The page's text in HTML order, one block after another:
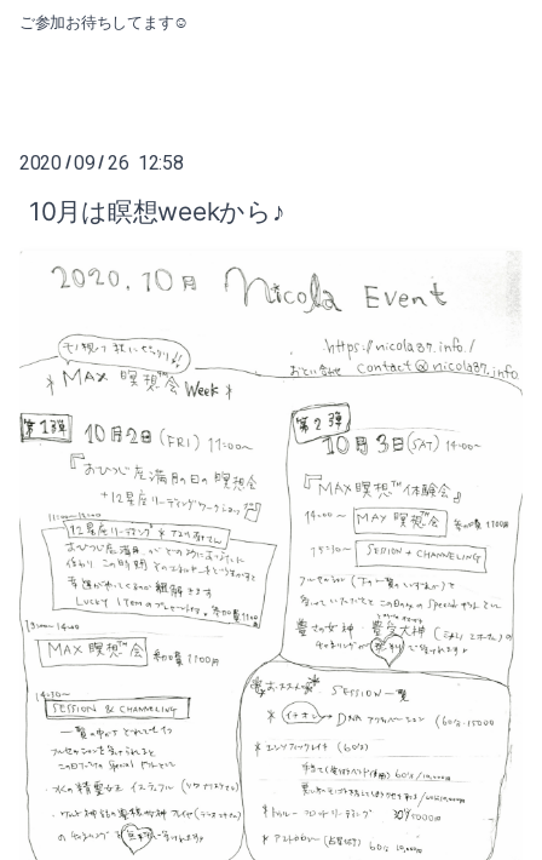
ご参加お待ちしてます☺️
2020/09 / 26 12:58
10月は瞑想weekから♪